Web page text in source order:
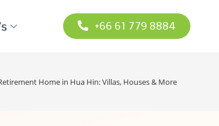
+66 61 779 8884
Home in Hua Hin: Villas, Houses & More